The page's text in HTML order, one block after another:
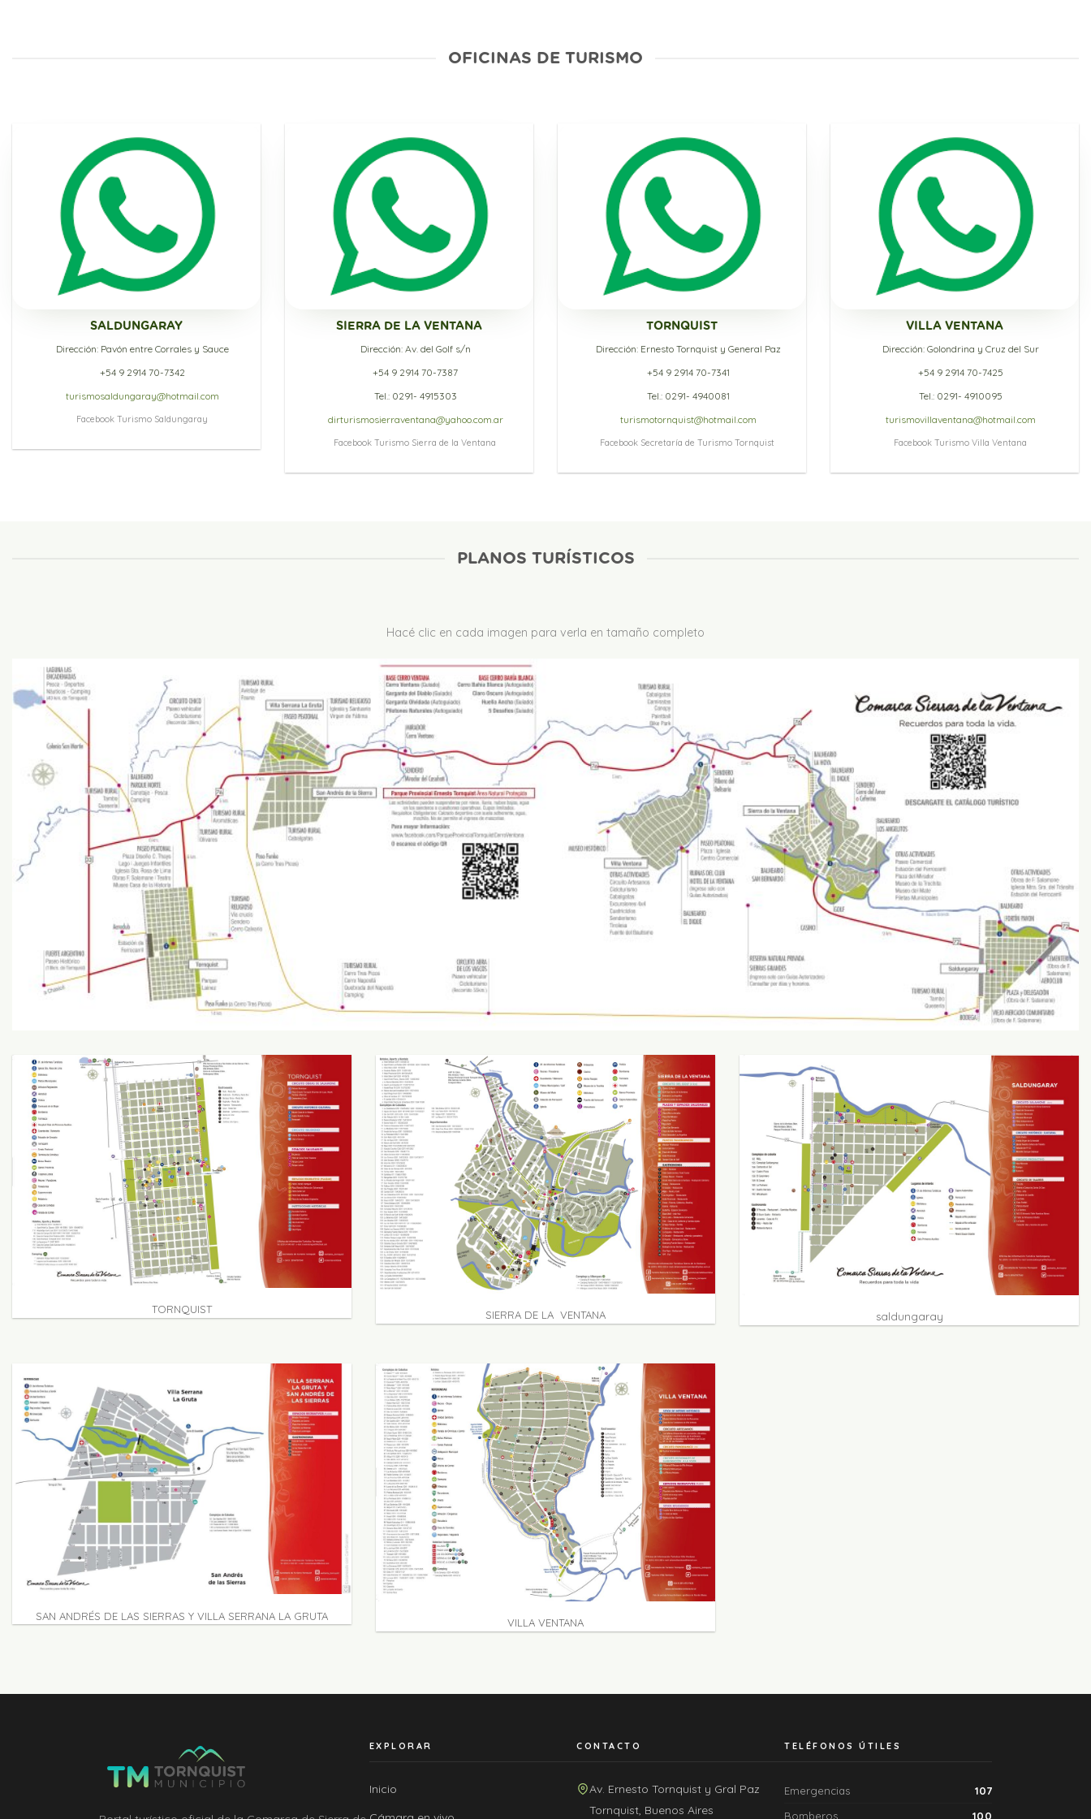
OFICINAS DE TURISMO
SALDUNGARAY
Dirección: Pavón entre Corrales y Sauce
+54 9 2914 70-7342
turismosaldungaray@hotmail.com
Facebook Turismo Saldungaray
SIERRA DE LA VENTANA
Dirección: Av. del Golf s/n
+54 9 2914 70-7387
Tel.: 0291- 4915303
dirturismosierraventana@yahoo.com.ar
Facebook Turismo Sierra de la Ventana
TORNQUIST
Dirección: Ernesto Tornquist y General Paz
+54 9 2914 70-7341
Tel.: 0291- 4940081
turismotornquist@hotmail.com
Facebook Secretaría de Turismo Tornquist
VILLA VENTANA
Dirección: Golondrina y Cruz del Sur
+54 9 2914 70-7425
Tel.: 0291- 4910095
turismovillaventana@hotmail.com
Facebook Turismo Villa Ventana
PLANOS TURÍSTICOS
Hacé clic en cada imagen para verla en tamaño completo
TORNQUIST SIERRA DE LA VENTANA saldungaray
SAN ANDRÉS DE LAS SIERRAS Y VILLA SERRANA LA GRUTA
VILLA VENTANA
EXPLORAR
Inicio
CONTACTO
Av. Ernesto Tornquist y Gral Paz
Tornquist, Buenos Aires
TELÉFONOS ÚTILES
Emergencias
107
Bomberos
100